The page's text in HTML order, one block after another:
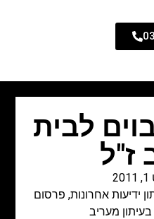
לבית
ז"ל
ידיעות אחרונות, פרסום
מעריב